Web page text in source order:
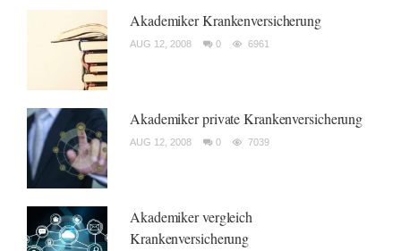
Akademiker Krankenversicherung
AUG 12, 2008 0 6961
Akademiker private Krankenversicherung
AUG 12, 2008 0 7039
Akademiker vergleich
Krankenversicherung